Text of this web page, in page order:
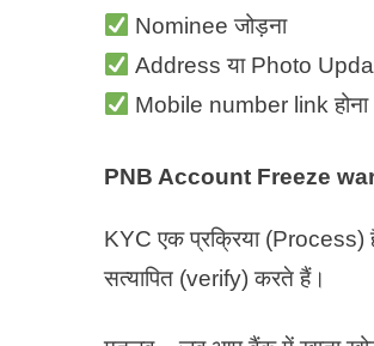
Nominee जोड़ना
Address या Photo
Mobile number link होना
PNB Account Freeze
KYC एक प्रक्रिया (Process)
सत्यापित (verify) करते हैं।